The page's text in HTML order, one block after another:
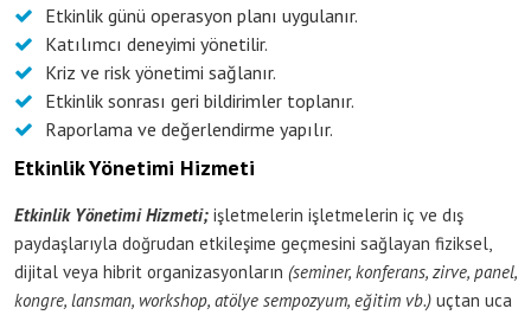
Etkinlik günü operasyon planı uygulanır.
Katılımcı deneyimi yönetilir.
Kriz ve risk yönetimi sağlanır.
Etkinlik sonrası geri bildirimler toplanır.
Raporlama ve değerlendirme yapılır.
Etkinlik Yönetimi Hizmeti
Etkinlik Yönetimi Hizmeti; işletmelerin işletmelerin iç ve dış
paydaşlarıyla doğrudan etkileşime geçmesini sağlayan fiziksel,
dijital veya hibrit organizasyonların (seminer, konferans, zirve, panel,
kongre, lansman, workshop, atölye sempozyum, eğitim vb.) uçtan uca